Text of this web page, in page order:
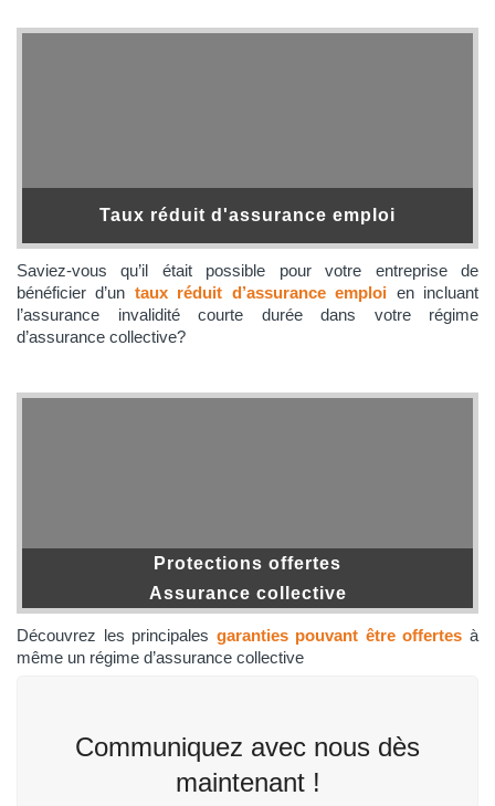
Taux réduit d'assurance emploi
Saviez-vous qu’il était possible pour votre entreprise de
bénéficier d’un taux réduit d’assurance emploi en incluant
l’assurance invalidité courte durée dans votre régime
d’assurance collective?
Protections offertes
Assurance collective
Découvrez les principales garanties pouvant être offertes à
même un régime d’assurance collective
Communiquez avec nous dès
maintenant !